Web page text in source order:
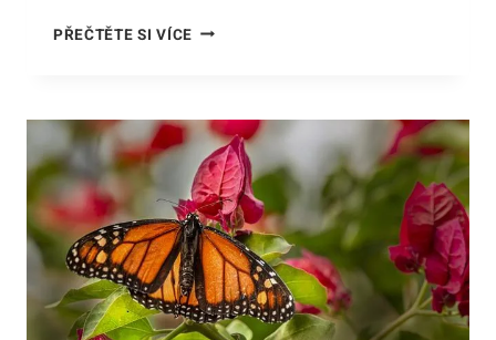
PŘEČTĚTE SI VÍCEDO
DOŽÍVAJÍ
TYGŘI?
ZAJÍMAVÁ
FAKTA
O
DÉLCE
ŽIVOTA
KRÁLŮ
DŽUNGLE!